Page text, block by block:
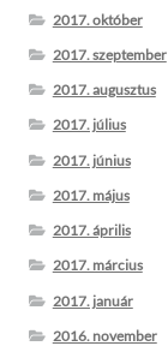
2017. október
2017. szeptember
2017. augusztus
2017. július
2017. június
2017. május
2017. április
2017. március
2017. január
2016. november